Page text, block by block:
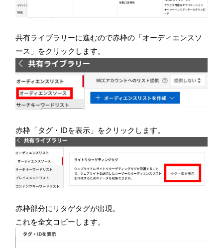
共有ライブラリーに進むので赤枠の「オーディエンスソ
ース」をクリックします。
赤枠「タグ・IDを表示」をクリックします。
赤枠部分にリタゲタグが出現。
これを全文コピーします。